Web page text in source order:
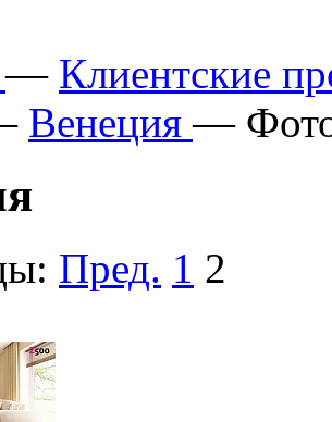
— Клиентские
Венеция —
Пред. 1 2